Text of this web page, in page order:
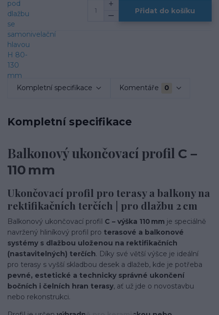
Přidat do košíku
Kompletní specifikace Komentáře 0
Kompletní specifikace
Balkonový ukončovací profil C –
110 mm
Ukončovací profil pro terasy a balkony na
rektifikačních terčích | pro dlažbu 2 cm
Balkonový ukončovací profil C – výška 110 mm je speciálně
navržený hliníkový profil pro terasové a balkonové
systémy s dlažbou uloženou na rektifikačních
(nastavitelných) terčích. Díky své větší výšce je ideální
pro terasy s vyšší skladbou desek a dlažeb, kde je potřeba
pevné, estetické a technicky správné ukončení
bočních i čelních hran terasy, ať už jde o novostavbu
nebo rekonstrukci.